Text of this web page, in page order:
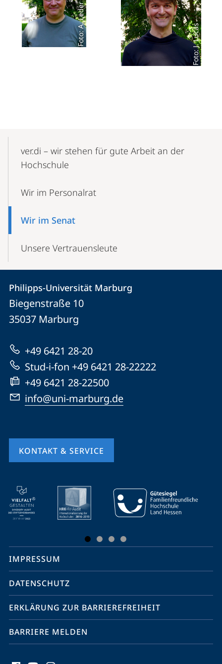
Foto: A. Leder Foto: J. Lucas
Navigationver.di – wir stehen für gute Arbeit an der
Hochschule
Wir im Personalrat
Wir im Senat
Unsere Vertrauensleute
Kontakt
und
Informationen
zur
Website
Kontaktinformationen
Philipps-
Universität
Marburg
Philipps-Universität Marburg
Biegenstraße 10
35037 Marburg
+49 6421 28-20
Stud-i-fon +49 6421 28-22222
+49 6421 28-22500
info@uni-marburg.de
KONTAKT & SERVICE
Mobile-
Service-
Navigation
Social
Media
Kontakte
IMPRESSUM
DATENSCHUTZ
ERKLÄRUNG ZUR BARRIEREFREIHEIT
BARRIERE MELDEN